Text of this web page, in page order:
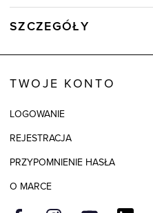
SZCZEGÓŁY
Skład tkaniny
TWOJE KONTO
LOGOWANIE
REJESTRACJA
PRZYPOMNIENIE HASŁA
O MARCE